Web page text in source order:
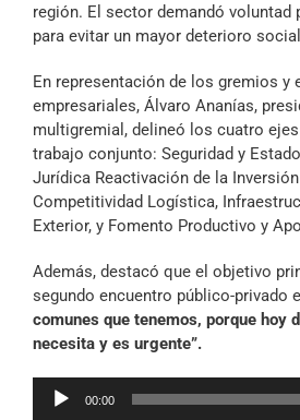
región. El sector demandó
para evitar un mayor deterioro
En representación de los gremios y
empresariales, Álvaro Ananías,
multigremial, delineó los cuatro
trabajo conjunto: Seguridad y
Jurídica Reactivación de la
Competitividad Logística,
Exterior, y Fomento Productivo y
Además, destacó que el objetivo
segundo encuentro público-privado
comunes que tenemos, porque hoy
necesita y es urgente”.
Reproductor
00:00